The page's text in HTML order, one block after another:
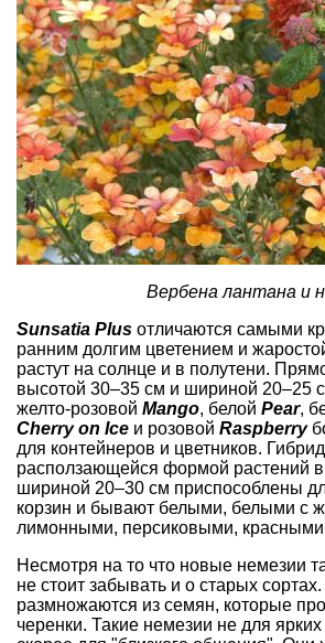
Вербена лантана и
Sunsatia Plus отличаются самыми
ранним долгим цветением и
растут на солнце и в полутени.
высотой 30–35 см и шириной 20–25
желто-розовой Mango, белой Pear,
Cherry on Ice и розовой Raspberry
для контейнеров и цветников.
расползающейся формой растений
шириной 20–30 см приспособлены
корзин и бывают белыми, белыми с
лимонными, персиковыми,
Несмотря на то что новые немезии
не стоит забывать и о старых
размножаются из семян, которые
черенки. Такие немезии не для ярких